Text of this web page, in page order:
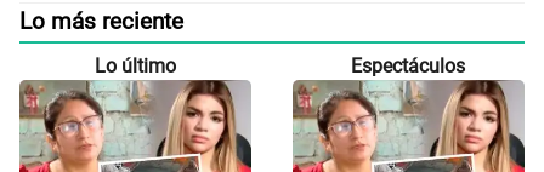
Lo más reciente
Lo último Espectáculos